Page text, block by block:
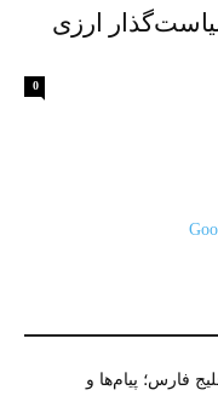
ارزی
0
فارس؛ پیام‌ها و